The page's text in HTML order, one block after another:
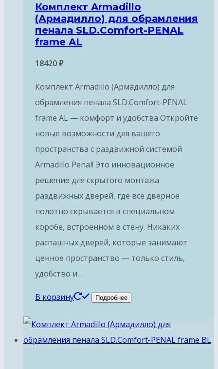
Комплект Armadillo
(Армадилло) для обрамления
пенала SLD.Comfort-PENAL
frame AL
18420₽
Комплект Armadillo (Армадилло) для
обрамления пенала SLD.Comfort-PENAL
frame AL — комфорт и удобства Откройте
новые возможности для вашего
пространства с раздвижной системой
Armadillo Penal! Это инновационное
решение для скрытого монтажа
раздвижных дверей, где всё дверное
полотно скрывается в специальном
коробе, встроенном в стену. Никаких
распашных дверей, которые занимают
ценное пространство — только стиль,
удобство и…
В корзину Подробнее